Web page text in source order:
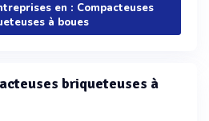
en : Compacteuses
à boues
briqueteuses à